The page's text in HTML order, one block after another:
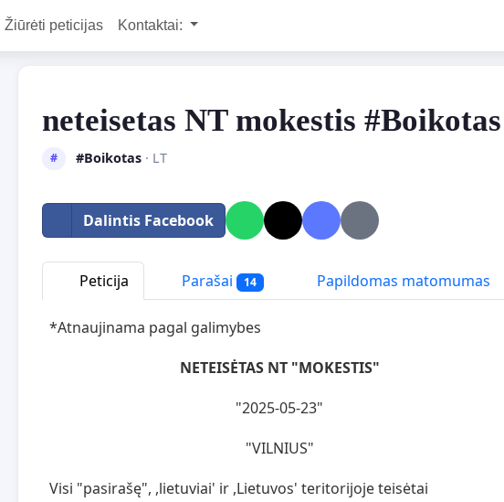
Žiūrėti peticijas Kontaktai:
neteisetas NT mokestis #Boikotas
# #Boikotas· LT
Dalintis Facebook
Peticija Parašai 14 Papildomas matomumas
*Atnaujinama pagal galimybes
NETEISĖTAS NT "MOKESTIS"
"2025-05-23"
"VILNIUS"
Visi "pasirašę", ,lietuviai' ir ,Lietuvos' teritorijoje teisėtai